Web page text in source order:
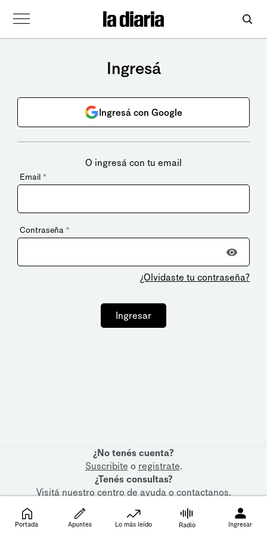
Ingresá
Ingresá con Google
O ingresá con tu email
Email *
Contraseña *
¿Olvidaste tu contraseña?
Ingresar
¿No tenés cuenta?
Suscribite o registrate.
¿Tenés consultas?
Visitá nuestrocentro de ayudaocontactanos.
Portada Apuntes Lo más leído Radio Ingresar